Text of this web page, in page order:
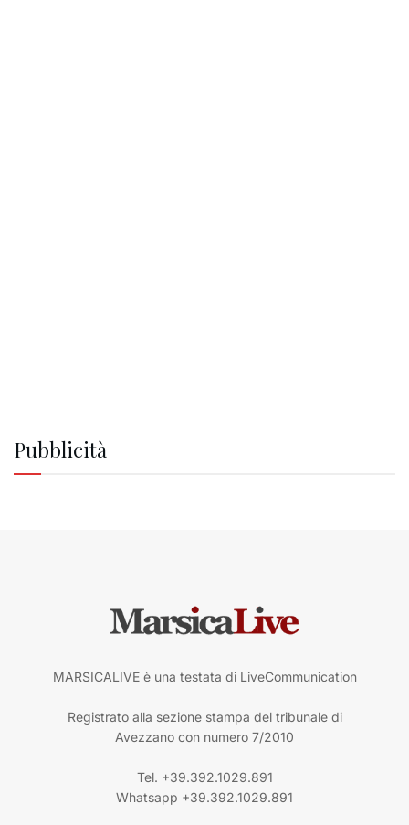
Pubblicità
MARSICALIVE è una testata di LiveCommunication
Registrato alla sezione stampa del tribunale di
Avezzano con numero 7/2010
Tel. +39.392.1029.891
Whatsapp +39.392.1029.891